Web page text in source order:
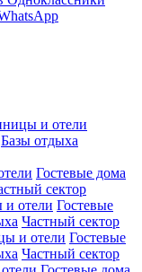
и отели
Базы отдыха
Гостевые дома
сектор
и отели Гостевые
Частный сектор
и отели Гостевые
Частный сектор